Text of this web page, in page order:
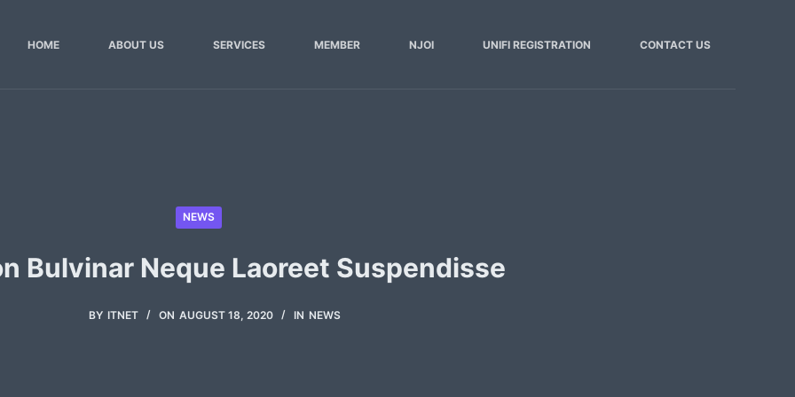
HOME ABOUT US SERVICES MEMBER NJOI UNIFI REGISTRATION CONTACT US
NEWS
Bulvinar Neque Laoreet Suspendisse
BY ITNET ON AUGUST 18, 2020 IN NEWS